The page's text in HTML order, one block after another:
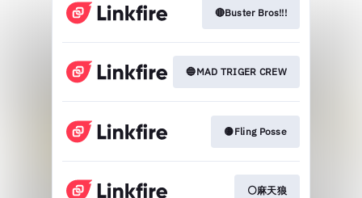
🔴Buster Bros!!!
🔵MAD TRIGER CREW
🟡Fling Posse
⚪麻天狼